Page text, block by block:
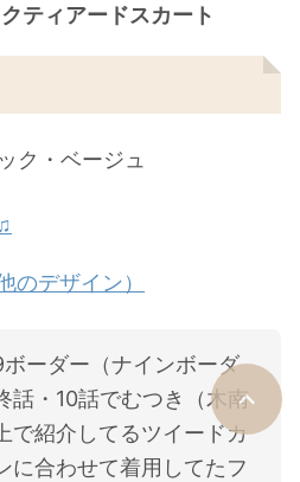
ティアードスカート
ク・ベージュ
デザイン）
ボーダー（ナインボーダ
話・10話でむつき（木南
で紹介してるツイードカ
に合わせて着用してたフ